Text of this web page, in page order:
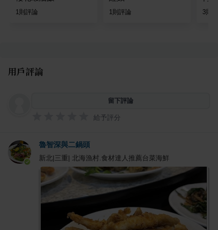
1則評論 1則評論 3則
用戶評論
留下評論
給予評分
魯智深與二鍋頭
新北|三重| 北海漁村.食材達人推薦台菜海鮮